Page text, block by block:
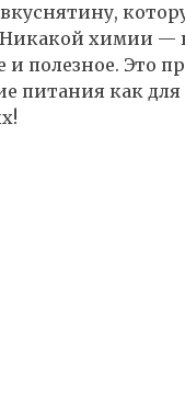
химии —
и полезное. Это
питания как для